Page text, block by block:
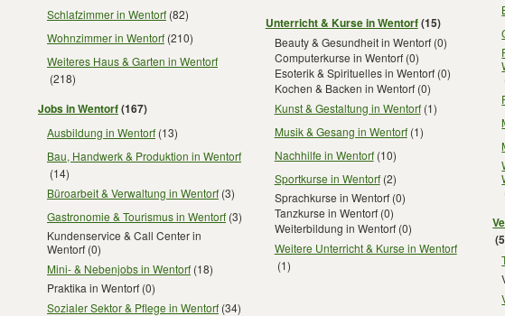
Schlafzimmer in Wentorf (82)
Wohnzimmer in Wentorf (210)
Weiteres Haus & Garten in Wentorf
(218)
Jobs in Wentorf(167)
Ausbildung in Wentorf (13)
Bau, Handwerk & Produktion in Wentorf
(14)
Büroarbeit & Verwaltung in Wentorf (3)
Gastronomie & Tourismus in Wentorf (3)
Kundenservice & Call Center in
Wentorf (0)
Mini- & Nebenjobs in Wentorf (18)
Praktika in Wentorf (0)
Sozialer Sektor & Pflege in Wentorf (34)
Unterricht & Kurse in Wentorf(15)
Beauty & Gesundheit in Wentorf(0)
Computerkurse in Wentorf(0)
Esoterik & Spirituelles in Wentorf(0)
Kochen & Backen in Wentorf(0)
Kunst & Gestaltung in Wentorf(1)
Musik & Gesang in Wentorf(1)
Nachhilfe in Wentorf(10)
Sportkurse in Wentorf(2)
Sprachkurse in Wentorf(0)
Tanzkurse in Wentorf(0)
Weiterbildung in Wentorf(0)
Weitere Unterricht & Kurse in Wentorf
(1)